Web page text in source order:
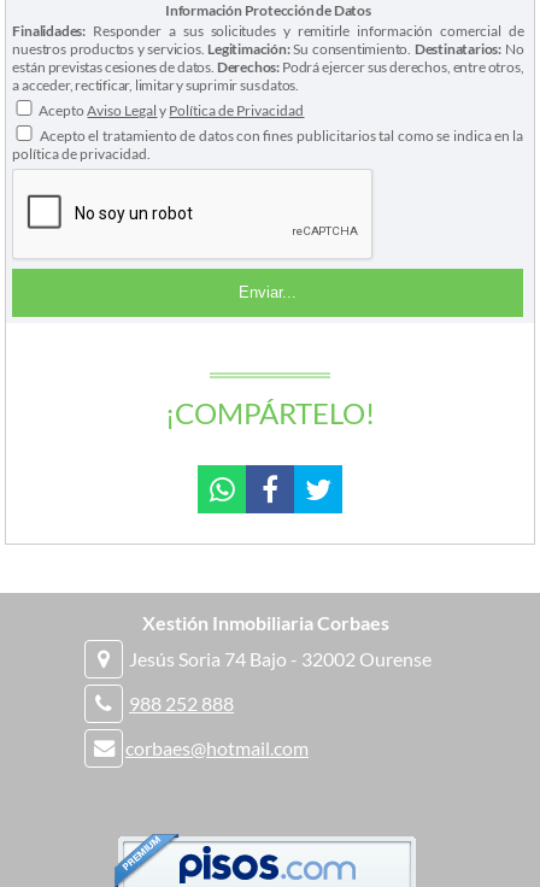
¡COMPÁRTELO!
Información Protección de Datos
Finalidades: Responder a sus solicitudes y remitirle información comercial de
nuestros productos y servicios. Legitimación:Su consentimiento. Destinatarios:No
están previstas cesiones de datos. Derechos: Podrá ejercer sus derechos, entre otros,
a acceder, rectificar, limitar y suprimir sus datos.
AceptoAviso Legal y Política de Privacidad
Acepto el tratamiento de datos con fines publicitarios tal como se indica en la
política de privacidad.
Xestión Inmobiliaria Corbaes
Jesús Soria 74 Bajo - 32002 Ourense
988 252 888
corbaes@hotmail.com